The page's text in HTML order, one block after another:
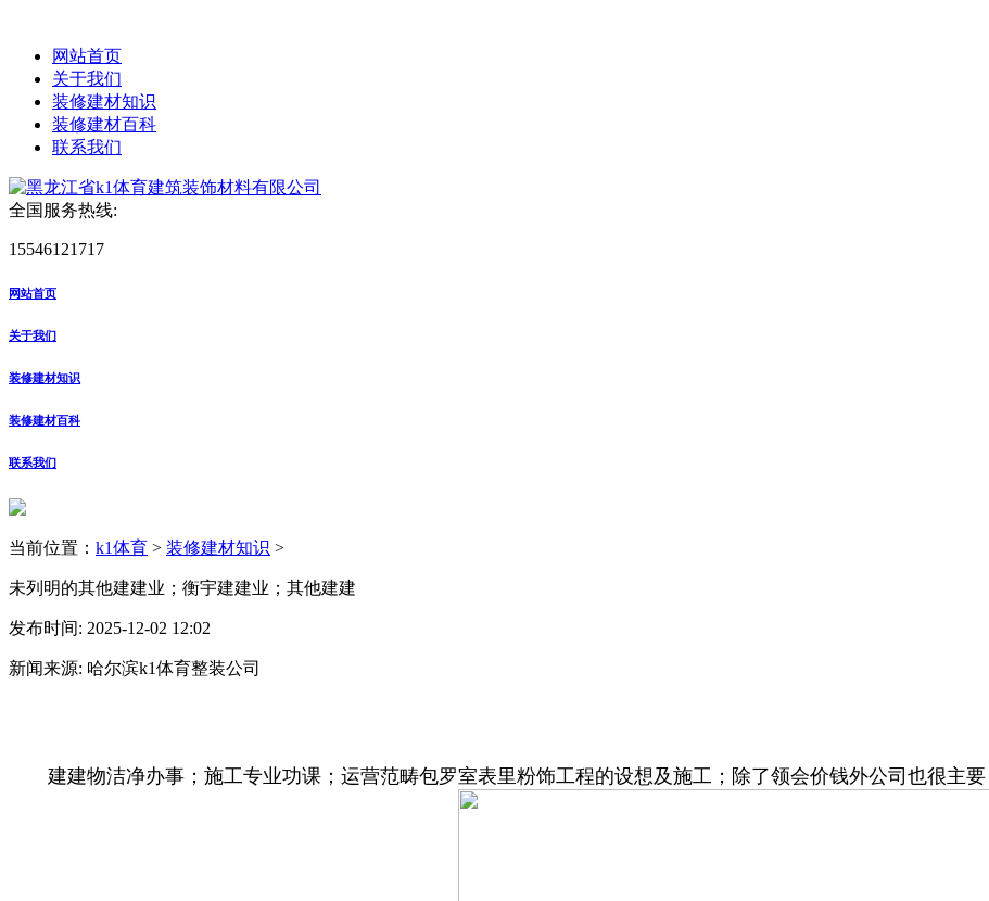
网站首页
关于我们
装修建材知识
装修建材百科
联系我们
全国服务热线:
15546121717
网站首页
关于我们
装修建材知识
装修建材百科
联系我们
当前位置： k1体育 > 装修建材知识 >
未列明的其他建建业；衡宇建建业；其他建建
发布时间: 2025-12-02 12:02
新闻来源: 哈尔滨k1体育整装公司
建建物洁净办事；施工专业功课；运营范畴包罗室表里粉饰工程的设想及施工；除了领会价钱外公司也很主要